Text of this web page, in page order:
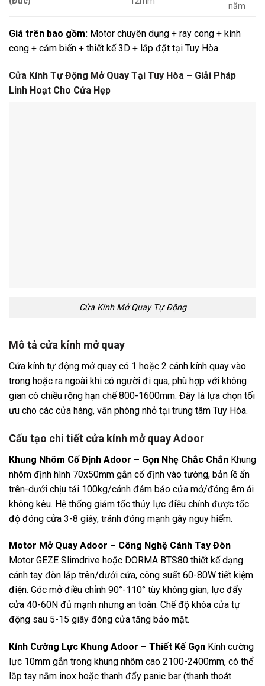
năm
Giá trên bao gồm: Motor chuyên dụng + ray cong + kính
cong + cảm biến + thiết kế 3D + lắp đặt tại Tuy Hòa.
Cửa Kính Tự Động Mở Quay Tại Tuy Hòa – Giải Pháp
Linh Hoạt Cho Cửa Hẹp
Cửa Kính Mở Quay Tự Động
Mô tả cửa kính mở quay
Cửa kính tự động mở quay có 1 hoặc 2 cánh kính quay vào
trong hoặc ra ngoài khi có người đi qua, phù hợp với không
gian có chiều rộng hạn chế 800-1600mm. Đây là lựa chọn tối
ưu cho các cửa hàng, văn phòng nhỏ tại trung tâm Tuy Hòa.
Cấu tạo chi tiết cửa kính mở quay Adoor
Khung Nhôm Cố Định Adoor – Gọn Nhẹ Chắc Chắn Khung
nhôm định hình 70x50mm gắn cố định vào tường, bản lề ẩn
trên-dưới chịu tải 100kg/cánh đảm bảo cửa mở/đóng êm ái
không kêu. Hệ thống giảm tốc thủy lực điều chỉnh được tốc
độ đóng cửa 3-8 giây, tránh đóng mạnh gây nguy hiểm.
Motor Mở Quay Adoor – Công Nghệ Cánh Tay Đòn
Motor GEZE Slimdrive hoặc DORMA BTS80 thiết kế dạng
cánh tay đòn lắp trên/dưới cửa, công suất 60-80W tiết kiệm
điện. Góc mở điều chỉnh 90°-110° tùy không gian, lực đẩy
cửa 40-60N đủ mạnh nhưng an toàn. Chế độ khóa cửa tự
động sau 5-15 giây đóng cửa tăng bảo mật.
Kính Cường Lực Khung Adoor – Thiết Kế Gọn Kính cường
lực 10mm gắn trong khung nhôm cao 2100-2400mm, có thể
lắp tay nắm inox hoặc thanh đẩy panic bar (thanh thoát